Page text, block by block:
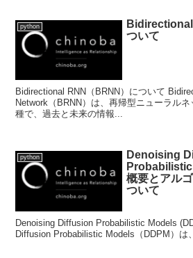
python
ついて
Bidirectional RNN（BRNN）について
Network（BRNN）は、再帰型ニューラル
種で、過去と未来の情報...
python
Denoising
概要とアル
ついて
Denoising Diffusion Probabilistic Models
Diffusion Probabilistic Models（DDPM）は